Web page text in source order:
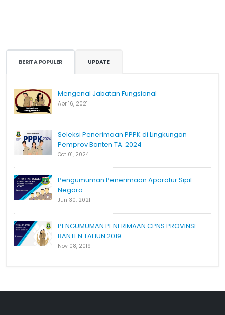
BERITA POPULER UPDATE
Mengenal Jabatan Fungsional
Apr 16, 2021
Seleksi Penerimaan PPPK di Lingkungan
Pemprov Banten TA. 2024
Oct 01, 2024
Pengumuman Penerimaan Aparatur Sipil
Negara
Jun 30, 2021
PENGUMUMAN PENERIMAAN CPNS PROVINSI
BANTEN TAHUN 2019
Nov 08, 2019